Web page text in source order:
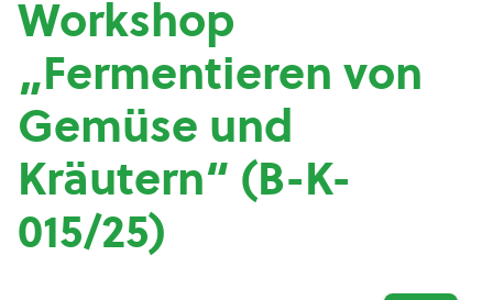
Workshop
„Fermentieren von
Gemüse und
Kräutern“ (B-K-
015/25)